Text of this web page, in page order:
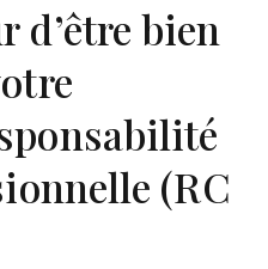
d’être bien
(RC